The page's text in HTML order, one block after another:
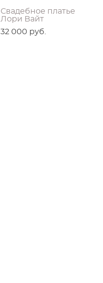
Свадебное платье
Лори Вайт
32 000 pуб.